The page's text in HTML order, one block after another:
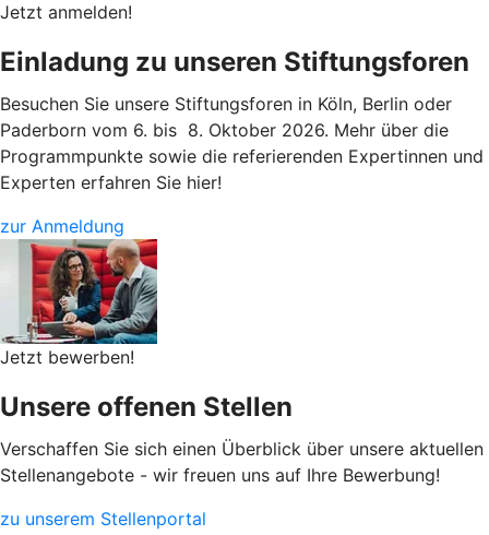
Jetzt anmelden!
Einladung zu unseren Stiftungsforen
Besuchen Sie unsere Stiftungsforen in Köln, Berlin oder
Paderborn vom 6. bis 8. Oktober 2026. Mehr über die
Programmpunkte sowie die referierenden Expertinnen und
Experten erfahren Sie hier!
zur Anmeldung
Jetzt bewerben!
Unsere offenen Stellen
Verschaffen Sie sich einen Überblick über unsere aktuellen
Stellenangebote - wir freuen uns auf Ihre Bewerbung!
zu unserem Stellenportal